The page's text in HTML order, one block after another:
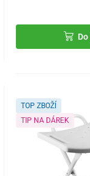
TOP ZBOŽÍ
TIP NA DÁREK